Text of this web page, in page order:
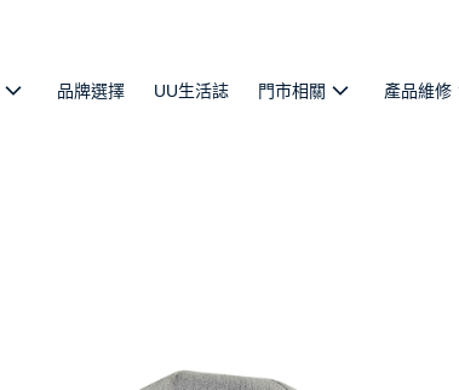
品牌選擇 UU生活誌 門市相關 產品維修